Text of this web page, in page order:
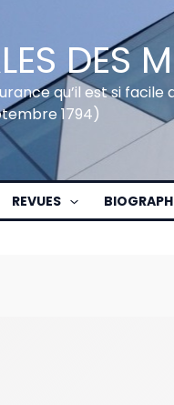
DES
qu’il est si
1794)
REVUES